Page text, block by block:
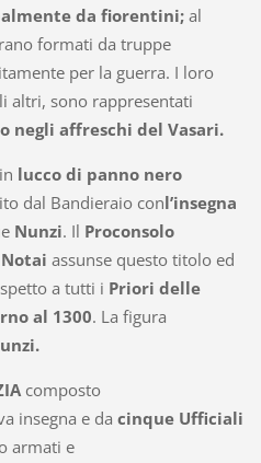
da fiorentini;al
formati da truppe
per la guerra. I loro
altri, sono rappresentati
negli affreschi del Vasari.
in lucco di panno nero
dal Bandieraio conl’insegna
Nunzi. Il Proconsolo
assunse questo titolo ed
a tutti i Priori delle
al 1300. La figura
composto
insegna e da cinque Ufficiali
armati e